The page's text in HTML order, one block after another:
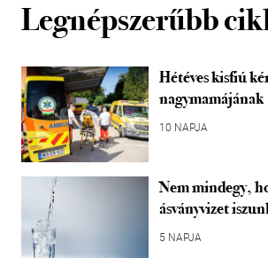
Legnépszerűbb
Hétéves kisfiú
nagymamájának
10 NAPJA
Nem mindegy,
ásványvizet
5 NAPJA